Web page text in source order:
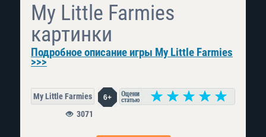
My Little Farmies
картинки
Подробное описание игры My Little Farmies
>>>
My Little Farmies 6+
3071